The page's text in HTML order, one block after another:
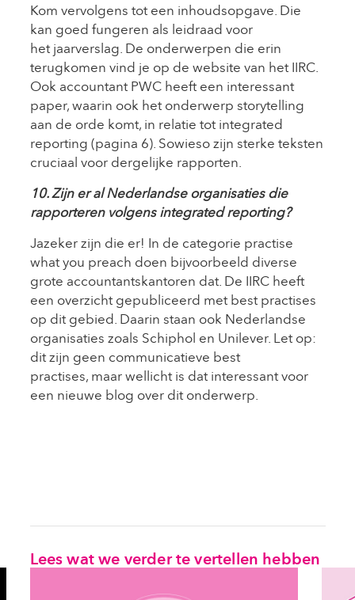
Kom vervolgens tot een inhoudsopgave. Die
kan goed fungeren als leidraad voor
het jaarverslag. De onderwerpen die erin
terugkomen vind je op de website van het IIRC.
Ook accountant PWC heeft een interessant
paper, waarin ook het onderwerp storytelling
aan de orde komt, in relatie tot integrated
reporting (pagina 6). Sowieso zijn sterke teksten
cruciaal voor dergelijke rapporten.
10. Zijn er al Nederlandse organisaties die
rapporteren volgens integrated reporting?
Jazeker zijn die er! In de categorie practise
what you preach doen bijvoorbeeld diverse
grote accountantskantoren dat. De IIRC heeft
een overzicht gepubliceerd met best practises
op dit gebied. Daarin staan ook Nederlandse
organisaties zoals Schiphol en Unilever. Let op:
dit zijn geen communicatieve best
practises, maar wellicht is dat interessant voor
een nieuwe blog over dit onderwerp.
Lees wat we verder te vertellen hebben